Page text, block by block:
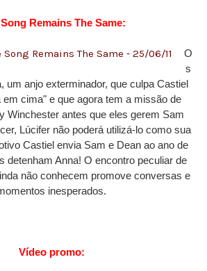
Remains The Same:
O
s
um anjo exterminador, que culpa Castiel
em cima" e que agora tem a missão de
Winchester antes que eles gerem Sam
Lúcifer não poderá utilizá-lo como sua
Castiel envia Sam e Dean ao ano de
detenham Anna! O encontro peculiar de
não conhecem promove conversas e
inesperados.
Vídeopromo: